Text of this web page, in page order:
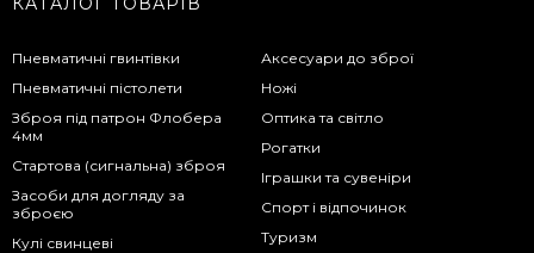
Пневматичні гвинтівки
Пневматичні пістолети
Зброя під патрон Флобера
4мм
Стартова (сигнальна) зброя
Засоби для догляду за
зброєю
Кулі свинцеві
Аксесуари до зброї
Ножі
Оптика та світло
Рогатки
Іграшки та сувеніри
Спорт і відпочинок
Туризм